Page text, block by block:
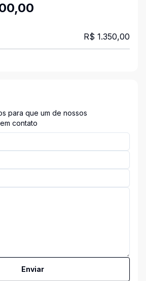
R$ 1.350,00
para que um de nossos
contato
Enviar